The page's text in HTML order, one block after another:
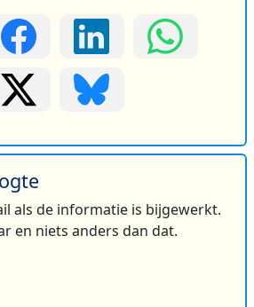
als de informatie is bijgewerkt.
en niets anders dan dat.